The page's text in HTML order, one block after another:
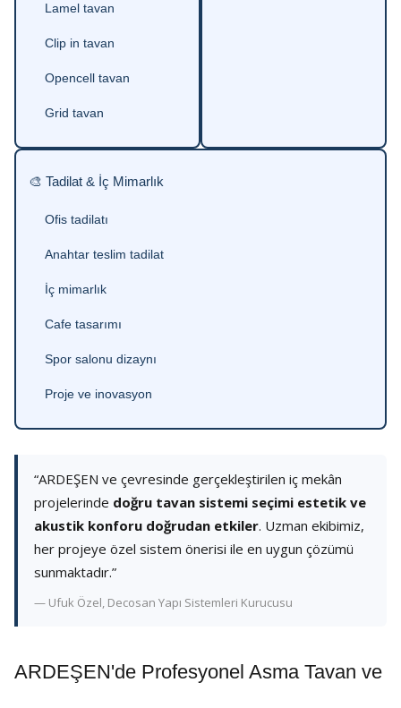
Lamel tavan
Clip in tavan
Opencell tavan
Grid tavan
🎨 Tadilat & İç Mimarlık
Ofis tadilatı
Anahtar teslim tadilat
İç mimarlık
Cafe tasarımı
Spor salonu dizaynı
Proje ve inovasyon
“ARDEŞEN ve çevresinde gerçekleştirilen iç mekân
projelerinde doğru tavan sistemi seçimi estetik ve
akustik konforu doğrudan etkiler. Uzman ekibimiz,
her projeye özel sistem önerisi ile en uygun çözümü
sunmaktadır.”
— Ufuk Özel, Decosan Yapı Sistemleri Kurucusu
ARDEŞEN'de Profesyonel Asma Tavan ve